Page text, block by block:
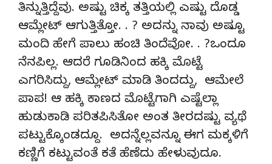
ತಿನ್ನುತ್ತಿದ್ದೆವು. ಅಷ್ಟು ಚಿಕ್ಕ ತತ್ತಿಯಲ್ಲಿ ಎಷ್ಟು ದೊಡ್ಡ
ಆಮ್ಲೇಟ್ ಆಗುತ್ತಿತ್ತೋ. . ? ಅದನ್ನು ನಾವು ಅಷ್ಟೂ
ಮಂದಿ ಹೇಗೆ ಪಾಲು ಹಂಚಿ ತಿಂದೆವೋ. . ?ಒಂದೂ
ನೆನಪಿಲ್ಲ. ಆದರೆ ಗೂಡಿನಿಂದ ಹಕ್ಕಿ ಮೊಟ್ಟೆ
ಎಗರಿಸಿದ್ದು, ಆಮ್ಲೇಟ್ ಮಾಡಿ ತಿಂದದ್ದು, ಆಮೇಲೆ
ಪಾಪ! ಆ ಹಕ್ಕಿ ಕಾಣದ ಮೊಟ್ಟೆಗಾಗಿ ಎಷ್ಟೆಲ್ಲಾ
ಹುಡುಕಾಡಿ ಪರಿತಪಿಸಿತೋ ಅಂತ ತೀರದಷ್ಟು ವ್ಯಥೆ
ಪಟ್ಟುಕ್ಕೊಂಡದ್ದೂ. ಅದನ್ನೆಲ್ಲವನ್ನೂ ಈಗ ಮಕ್ಕಳಿಗೆ
ಕಣ್ಣಿಗೆ ಕಟ್ಟುವಂತೆ ಕತೆ ಹೆಣೆದು ಹೇಳುವುದೂ.